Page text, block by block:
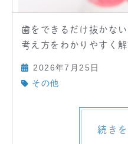
歯をできるだけ抜かな
考え方をわかりやすく解
2026年7月25日
その他
続き